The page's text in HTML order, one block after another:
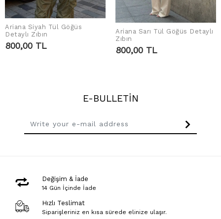
ADD TO CART
Ariana Siyah Tül Göğüs
Detaylı Zıbın
800,00 TL
ADD TO CART
Ariana Sarı Tül Göğüs Detaylı
Zıbın
800,00 TL
E-BULLETİN
Değişim & İade
14 Gün İçinde İade
Hızlı Teslimat
Siparişleriniz en kısa sürede elinize ulaşır.